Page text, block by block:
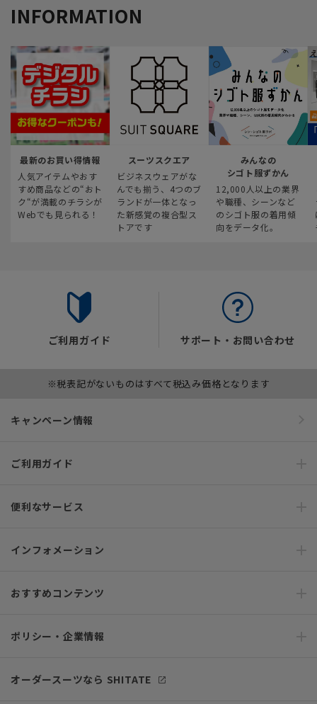
INFORMATION
最新のお買い得情報
人気アイテムやおす
すめ商品などの“おト
ク“が満載のチラシが
Webでも見られる！
スーツスクエア
ビジネスウェアがな
んでも揃う、4つのブ
ランドが一体となっ
た新感覚の複合型ス
トアです
みんなの
シゴト服ずかん
12,000人以上の業界
や職種、シーンなど
のシゴト服の着用傾
向をデータ化。
ご利用ガイド サポート・お問い合わせ
※税表記がないものはすべて税込み価格となります
キャンペーン情報
ご利用ガイド
便利なサービス
インフォメーション
おすすめコンテンツ
ポリシー・企業情報
オーダースーツなら SHITATE